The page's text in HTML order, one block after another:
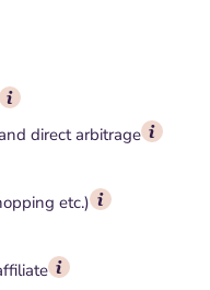
direct arbitrage
etc.)